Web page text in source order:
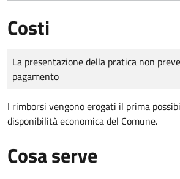
Costi
Tipo di pagamento
Importo
La presentazione della pratica non
pagamento
I rimborsi vengono erogati il prima
disponibilità economica del Comune.
Cosa serve